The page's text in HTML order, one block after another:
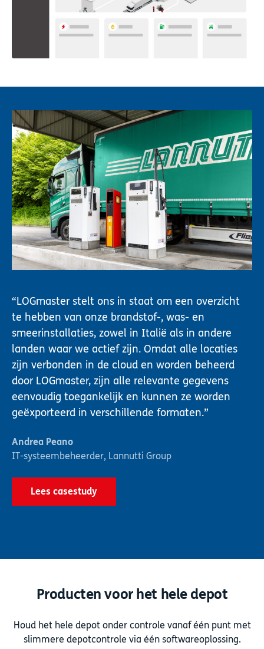
waardoor de uitstoot van voertuigen en
wagenparken gedetailleerd kan worden
bijgehouden. Deze functie helpt managers om de
vereisten te voldoen en hun inzet voor
duurzaamheid te laten zien. Het is een waardevol
hulpmiddel voor bedrijven die
milieuverantwoordelijkheid hoog in het vaandel
hebben staan bij hun bedrijfsvoering.
LOGmaster stelt ons in staat om een overzicht
te hebben van onze brandstof-, was- en
smeerinstallaties, zowel in Italië als in andere
landen waar we actief zijn. Omdat alle locaties
zijn verbonden in de cloud en worden beheerd
door LOGmaster, zijn alle relevante gegevens
eenvoudig toegankelijk en kunnen ze worden
geëxporteerd in verschillende formaten.
Andrea Peano
IT-systeembeheerder, Lannutti Group
Lees casestudy
Producten voor het hele depot
Houd het hele depot onder controle vanaf één punt met
slimmere depotcontrole via één softwareoplossing.